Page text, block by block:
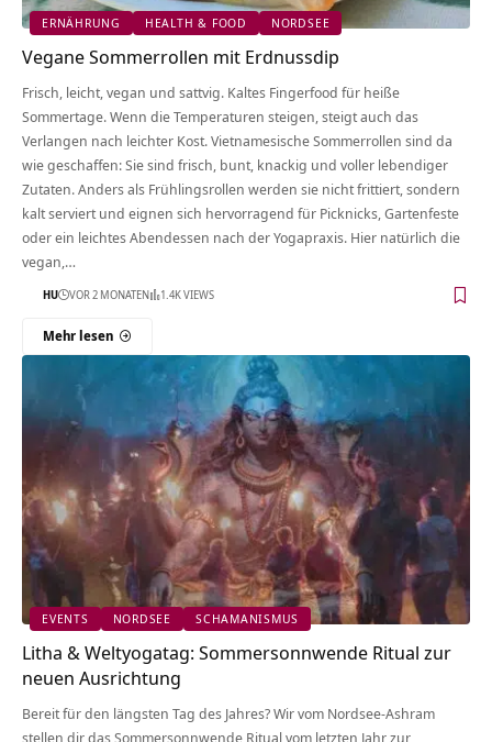
ERNÄHRUNG HEALTH & FOOD NORDSEE
Vegane Sommerrollen mit Erdnussdip
Frisch, leicht, vegan und sattvig. Kaltes Fingerfood für heiße
Sommertage. Wenn die Temperaturen steigen, steigt auch das
Verlangen nach leichter Kost. Vietnamesische Sommerrollen sind da
wie geschaffen: Sie sind frisch, bunt, knackig und voller lebendiger
Zutaten. Anders als Frühlingsrollen werden sie nicht frittiert, sondern
kalt serviert und eignen sich hervorragend für Picknicks, Gartenfeste
oder ein leichtes Abendessen nach der Yogapraxis. Hier natürlich die
vegan,…
HU VOR 2 MONATEN 1.4K VIEWS
Mehr lesen
EVENTS NORDSEE SCHAMANISMUS
Litha & Weltyogatag: Sommersonnwende Ritual zur
neuen Ausrichtung
Bereit für den längsten Tag des Jahres? Wir vom Nordsee-Ashram
stellen dir das Sommersonnwende Ritual vom letzten Jahr zur